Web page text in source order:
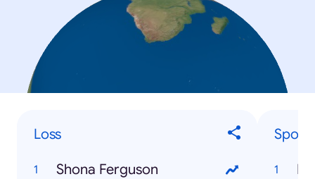
Loss
Shona Ferguson
Sports